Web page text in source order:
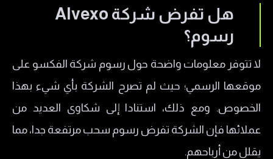
هل تفرض شركة Alvexo
رسوم؟
لا تتوفر معلومات واضحة حول رسوم شركة الفكسو على
موقعها الرسمي؛ حيث لم تصرح الشركة بأي شيء بهذا
الخصوص. ومع ذلك، استنادا إلى شكاوى العديد من
عملائها فإن الشركة تفرض رسوم سحب مرتفعة جدا، مما
يقلل من أرباحهم.